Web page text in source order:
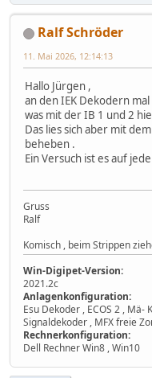
Ralf Schröder
11. Mai 2026, 12:14:13
Hallo Jürgen ,
an den IEK Dekodern
was mit der IB 1 und 2
Das lies sich aber mit
beheben .
Ein Versuch ist es auf
Gruss
Ralf
Komisch , beim Strippen
Win-Digipet-Version:
2021.2c
Anlagenkonfiguration:
Esu Dekoder , ECOS 2 , Mä-
Signaldekoder , MFX freie
Rechnerkonfiguration:
Dell Rechner Win8 , Win10